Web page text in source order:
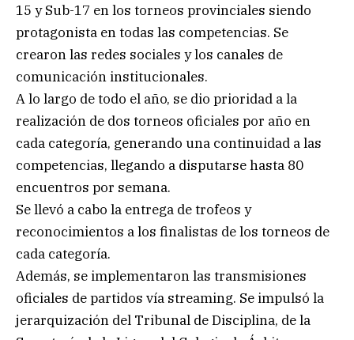
15 y Sub-17 en los torneos provinciales siendo
protagonista en todas las competencias. Se
crearon las redes sociales y los canales de
comunicación institucionales.
A lo largo de todo el año, se dio prioridad a la
realización de dos torneos oficiales por año en
cada categoría, generando una continuidad a las
competencias, llegando a disputarse hasta 80
encuentros por semana.
Se llevó a cabo la entrega de trofeos y
reconocimientos a los finalistas de los torneos de
cada categoría.
Además, se implementaron las transmisiones
oficiales de partidos vía streaming. Se impulsó la
jerarquización del Tribunal de Disciplina, de la